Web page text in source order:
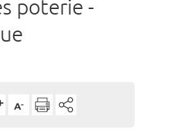
poterie -